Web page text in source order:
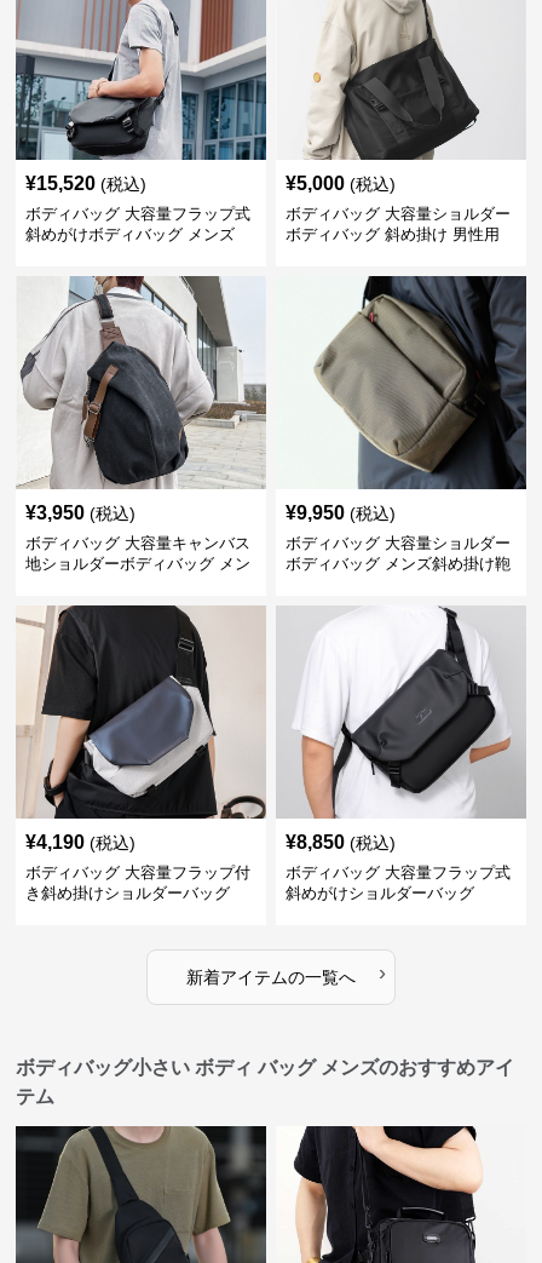
¥15,520 (税込)
ボディバッグ 大容量フラップ式
斜めがけボディバッグ メンズ
¥5,000 (税込)
ボディバッグ 大容量ショルダー
ボディバッグ 斜め掛け 男性用
¥3,950 (税込)
ボディバッグ 大容量キャンバス
地ショルダーボディバッグ メン
¥9,950 (税込)
ボディバッグ 大容量ショルダー
ボディバッグ メンズ斜め掛け鞄
¥4,190 (税込)
ボディバッグ 大容量フラップ付
き斜め掛けショルダーバッグ
¥8,850 (税込)
ボディバッグ 大容量フラップ式
斜めがけショルダーバッグ
新着アイテムの一覧へ ›
ボディバッグ小さい ボディ バッグ メンズのおすすめアイ
テム